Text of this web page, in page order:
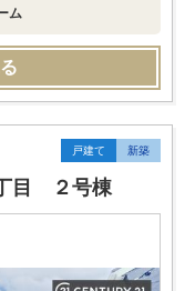
ム
戸建て 新築
目 ２号棟